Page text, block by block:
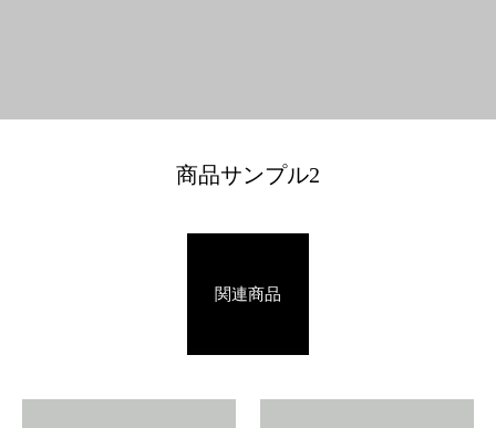
商品サンプル2
関連商品